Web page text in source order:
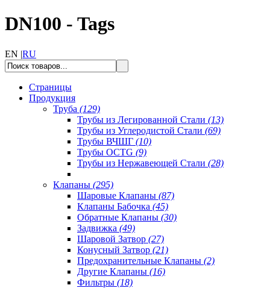
DN100 - Tags
EN |RU
Страницы
Продукция
Труба (129)
Трубы из Легированной Стали (13)
Трубы из Углеродистой Стали (69)
Трубы ВЧШГ (10)
Трубы OCTG (9)
Трубы из Нержавеющей Стали (28)
Клапаны (295)
Шаровые Клапаны (87)
Клапаны Бабочка (45)
Обратные Клапаны (30)
Задвижка (49)
Шаровой Затвор (27)
Конусный Затвор (21)
Предохранительные Клапаны (2)
Другие Клапаны (16)
Фильтры (18)